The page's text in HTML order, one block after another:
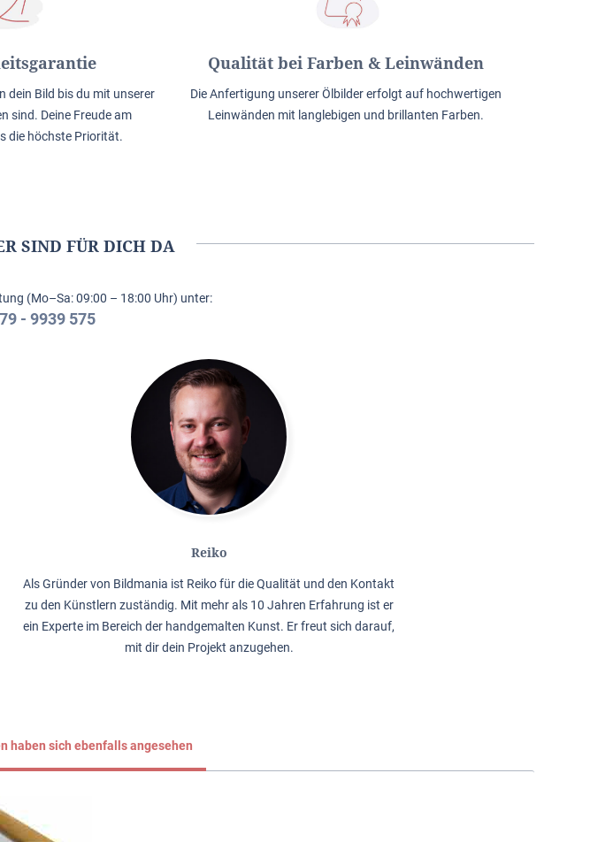
dein Bild bis du mit unserer
sind. Deine Freude am
die höchste Priorität.
Qualität bei Farben & Leinwänden
Die Anfertigung unserer Ölbilder erfolgt auf hochwertigen
Leinwänden mit langlebigen und brillanten Farben.
SIND FÜR DICH DA
(Mo–Sa: 09:00 – 18:00 Uhr) unter:
- 9939 575
Reiko
Als Gründer von Bildmania ist Reiko für die Qualität und den Kontakt
zu den Künstlern zuständig. Mit mehr als 10 Jahren Erfahrung ist er
ein Experte im Bereich der handgemalten Kunst. Er freut sich darauf,
mit dir dein Projekt anzugehen.
haben sich ebenfalls angesehen